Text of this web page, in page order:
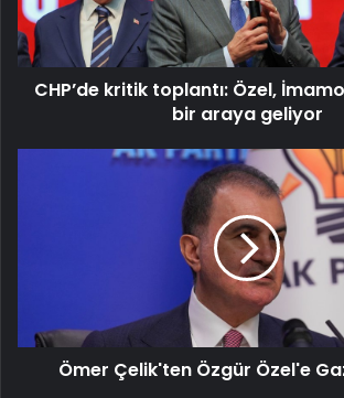
Yavaş
bir
araya
geliyor
CHP’de kritik toplantı: Özel,
bir araya geliyor
Ömer Çelik'ten Özgür Özel'e